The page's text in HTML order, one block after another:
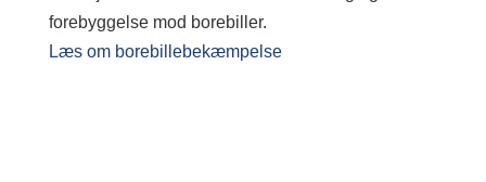
forebyggelse mod borebiller.
Læs om borebillebekæmpelse